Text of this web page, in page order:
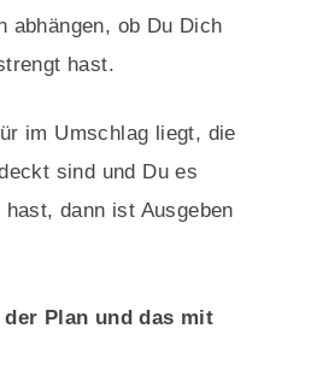
abhängen, ob Du Dich
hast.
im Umschlag liegt, die
sind und Du es
dann ist Ausgeben
Plan und das mit